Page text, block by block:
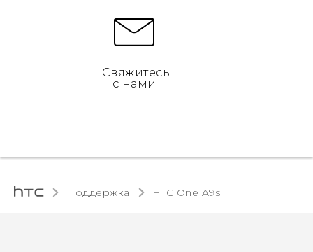
Свяжитесь
с нами
Поддержка HTC One A9s‎